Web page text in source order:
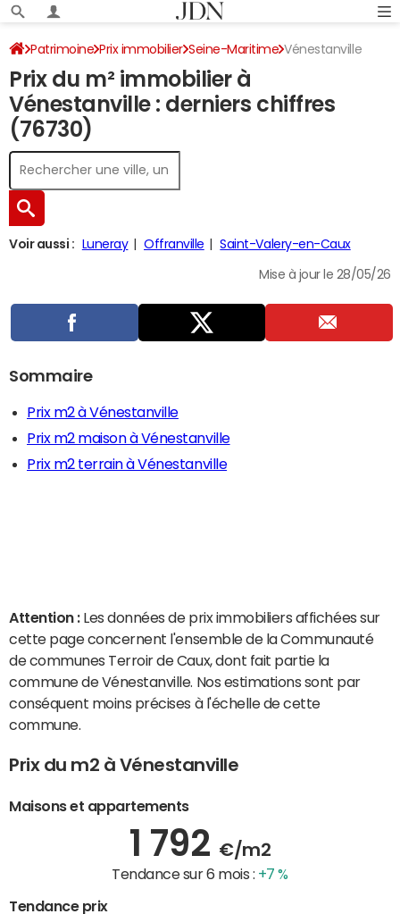
Patrimoine Prix immobilier Seine-Maritime Vénestanville
Prix du m² immobilier à
Vénestanville : derniers chiffres
(76730)
Voir aussi : Luneray Offranville Saint-Valery-en-Caux
Mise à jour le 28/05/26
Sommaire
Prix m2 à Vénestanville
Prix m2 maison à Vénestanville
Prix m2 terrain à Vénestanville
Attention : Les données de prix immobiliers affichées sur
cette page concernent l'ensemble de la Communauté
de communes Terroir de Caux, dont fait partie la
commune de Vénestanville. Nos estimations sont par
conséquent moins précises à l'échelle de cette
commune.
Prix du m2 à Vénestanville
Maisons et appartements
1 792 €/m2
Tendance sur 6 mois : +7 %
Tendance prix